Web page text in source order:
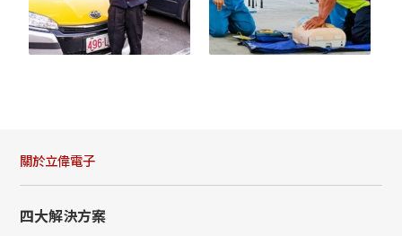
關於立偉電子
四大解決方案